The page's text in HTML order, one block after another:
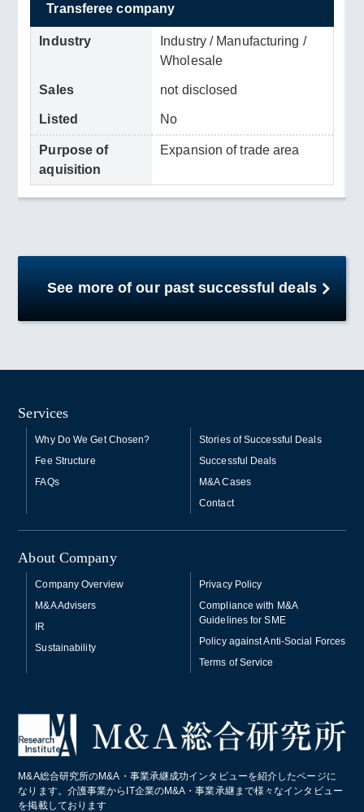
Transferee company
Industry
Industry / Manufacturing /
Wholesale
Sales not disclosed
Listed No
Purpose of
aquisition
Expansion of trade area
See more of our past successful deals
Services
Why Do We Get Chosen?
Fee Structure
FAQs
Stories of Successful Deals
Successful Deals
M&A Cases
Contact
About Company
Company Overview
M&A Advisers
IR
Sustainability
Privacy Policy
Compliance with M&A
Guidelines for SME
Policy against Anti-Social Forces
Terms of Service
M&A総合研究所のM&A・事業承継成功インタビューを紹介したページに
なります。介護事業からIT企業のM&A・事業承継まで様々なインタビュー
を掲載しております